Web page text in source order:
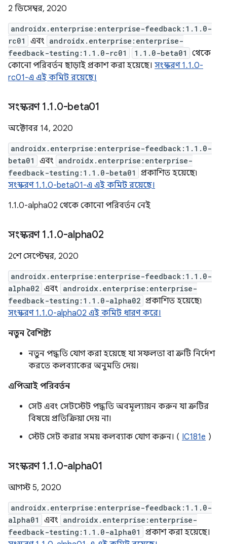
2 ডিসেম্বর, 2020
androidx.enterprise:enterprise-feedback:1.1.0-
rc01
এবং androidx.enterprise:enterprise-
feedback-testing:1.1.0-rc01
1.1.0-beta01
থেকে
কোনো পরিবর্তন ছাড়াই প্রকাশ করা হয়েছে। সংস্করণ 1.1.0-
rc01-এ এই কমিট রয়েছে।
সংস্করণ 1.1.0-beta01
অক্টোবর 14, 2020
androidx.enterprise:enterprise-feedback:1.1.0-
beta01
এবং androidx.enterprise:enterprise-
feedback-testing:1.1.0-beta01
প্রকাশিত হয়েছে৷
সংস্করণ 1.1.0-beta01-এ এই কমিট রয়েছে।
1.1.0-alpha02 থেকে কোনো পরিবর্তন নেই
সংস্করণ 1.1.0-alpha02
2শে সেপ্টেম্বর, 2020
androidx.enterprise:enterprise-feedback:1.1.0-
alpha02 এবং androidx.enterprise:enterprise-
feedback-testing:1.1.0-alpha02 প্রকাশিত হয়েছে৷
সংস্করণ 1.1.0-alpha02 এই কমিট ধারণ করে।
নতুন বৈশিষ্ট্য
নতুন পদ্ধতি যোগ করা হয়েছে যা সফলতা বা ত্রুটি নির্দেশ
করতে কলব্যাকের অনুমতি দেয়।
এপিআই পরিবর্তন
সেট এবং সেটস্টেট পদ্ধতি অবমূল্যায়ন করুন যা ত্রুটির
বিষয়ে প্রতিক্রিয়া দেয় না।
স্টেট সেট করার সময় কলব্যাক যোগ করুন। ( IC181e )
সংস্করণ 1.1.0-alpha01
আগস্ট 5, 2020
androidx.enterprise:enterprise-feedback:1.1.0-
alpha01
এবং androidx.enterprise:enterprise-
feedback-testing:1.1.0-alpha01
প্রকাশ করা হয়েছে।